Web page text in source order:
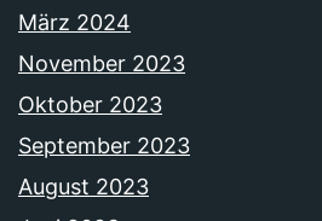
März 2024
November 2023
Oktober 2023
September 2023
August 2023